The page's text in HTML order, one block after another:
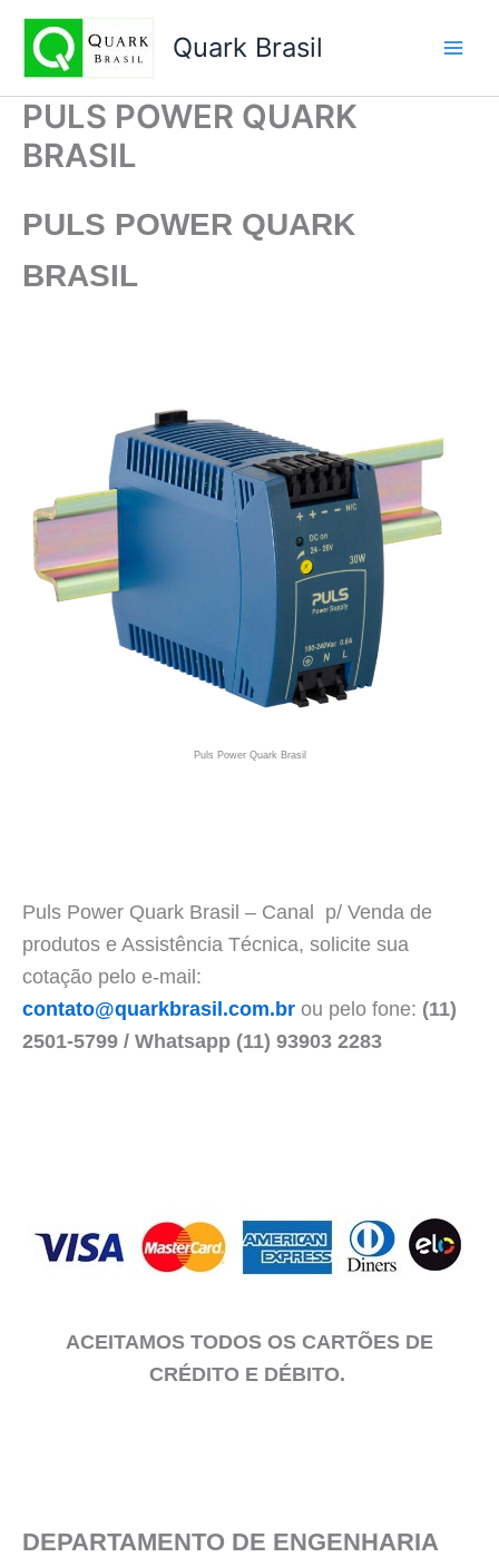
conteúdo
Quark Brasil
PULS POWER QUARK
BRASIL
PULS POWER QUARK
BRASIL
Puls Power Quark Brasil
Puls Power Quark Brasil – Canal p/ Venda de
produtos e Assistência Técnica, solicite sua
cotação pelo e-mail:
contato@quarkbrasil.com.br ou pelo fone: (11)
2501-5799 / Whatsapp (11) 93903 2283
ACEITAMOS TODOS OS CARTÕES DE
CRÉDITO E DÉBITO.
DEPARTAMENTO DE ENGENHARIA